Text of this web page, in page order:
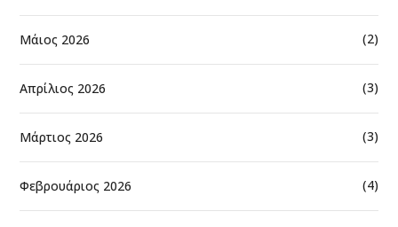
Μάιος 2026 (2)
Απρίλιος 2026 (3)
Μάρτιος 2026 (3)
Φεβρουάριος 2026 (4)